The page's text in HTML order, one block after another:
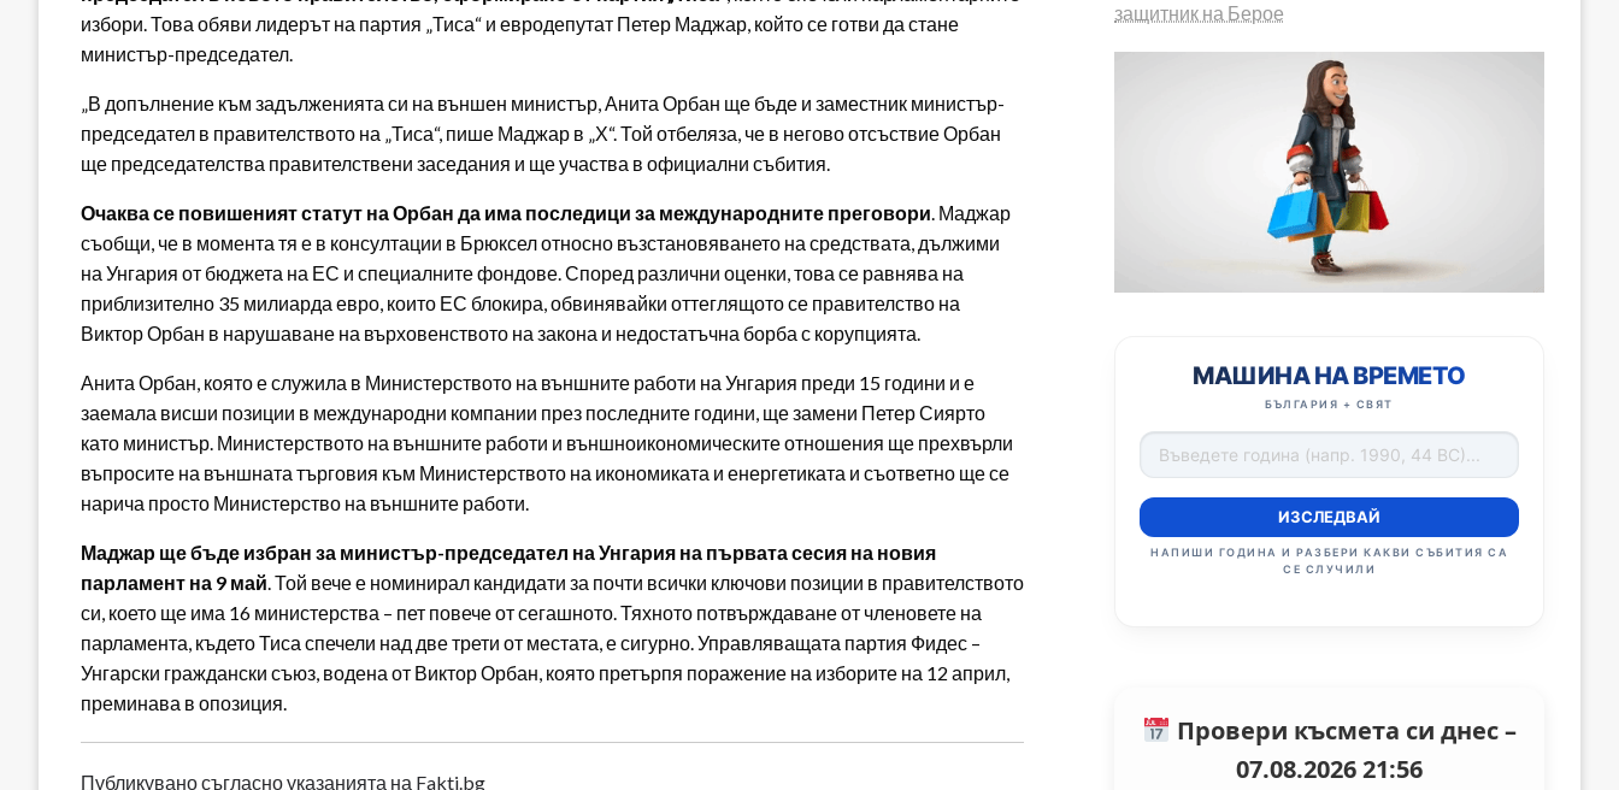
избори. Това обяви лидерът на партия „Тиса“ и евродепутат Петер Маджар, който се готви да стане
министър-председател.
„В допълнение към задълженията си на външен министър, Анита Орбан ще бъде и заместник министър-
председател в правителството на „Тиса“, пише Маджар в „Х“. Той отбеляза, че в негово отсъствие Орбан
ще председателства правителствени заседания и ще участва в официални събития.
Очаква се повишеният статут на Орбан да има последици за международните преговори. Маджар
съобщи, че в момента тя е в консултации в Брюксел относно възстановяването на средствата, дължими
на Унгария от бюджета на ЕС и специалните фондове. Според различни оценки, това се равнява на
приблизително 35 милиарда евро, които ЕС блокира, обвинявайки оттеглящото се правителство на
Виктор Орбан в нарушаване на върховенството на закона и недостатъчна борба с корупцията.
Анита Орбан, която е служила в Министерството на външните работи на Унгария преди 15 години и е
заемала висши позиции в международни компании през последните години, ще замени Петер Сиярто
като министър. Министерството на външните работи и външноикономическите отношения ще прехвърли
въпросите на външната търговия към Министерството на икономиката и енергетиката и съответно ще се
нарича просто Министерство на външните работи.
Маджар ще бъде избран за министър-председател на Унгария на първата сесия на новия
парламент на 9 май. Той вече е номинирал кандидати за почти всички ключови позиции в правителството
си, което ще има 16 министерства – пет повече от сегашното. Тяхното потвърждаване от членовете на
парламента, където Тиса спечели над две трети от местата, е сигурно. Управляващата партия Фидес –
Унгарски граждански съюз, водена от Виктор Орбан, която претърпя поражение на изборите на 12 април,
преминава в опозиция.
Публикувано съгласно указанията на Fakti.bg
защитник на Берое
МАШИНА НА ВРЕМЕТО
БЪЛГАРИЯ + СВЯТ
ИЗСЛЕДВАЙ
НАПИШИ ГОДИНА И РАЗБЕРИ КАКВИ СЪБИТИЯ СА
СЕ СЛУЧИЛИ
Провери късмета си днес –
07.08.2026 21:56